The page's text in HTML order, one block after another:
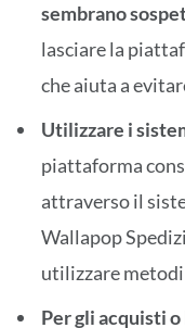
sembrano
lasciare la
che aiuta a
Utilizzare i
piattaforma
attraverso il
Wallapop
utilizzare
Per gli acquisti